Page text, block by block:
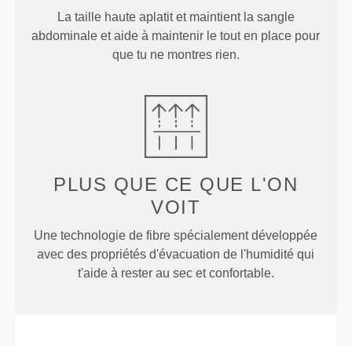
La taille haute aplatit et maintient la sangle
abdominale et aide à maintenir le tout en place pour
que tu ne montres rien.
PLUS QUE CE QUE L'ON
VOIT
Une technologie de fibre spécialement développée
avec des propriétés d'évacuation de l'humidité qui
t'aide à rester au sec et confortable.